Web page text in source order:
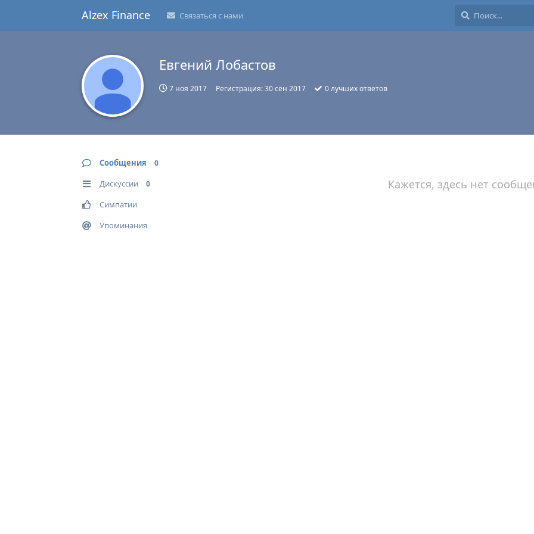
Alzex Finance Связаться с нами
Евгений Лобастов
7 ноя 2017 Регистрация:30 сен 2017 0лучших ответов
Сообщения 0
Дискуссии 0
Симпатии
Упоминания
Кажется, здесь нет